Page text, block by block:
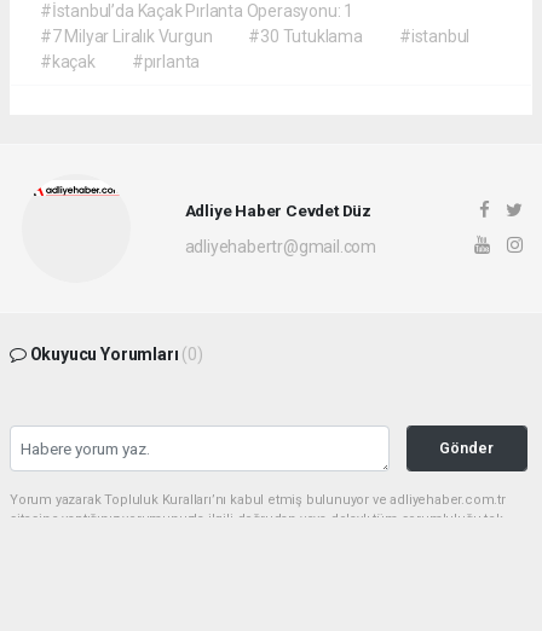
#İstanbul’da Kaçak Pırlanta Operasyonu: 1
#7 Milyar Liralık Vurgun
#30 Tutuklama
#istanbul
#kaçak
#pırlanta
Adliye Haber Cevdet Düz
adliyehabertr@gmail.com
Okuyucu Yorumları (0)
Gönder
Yorum yazarak Topluluk Kuralları’nı kabul etmiş bulunuyor ve adliyehaber.com.tr
sitesine yaptığınız yorumunuzla ilgili doğrudan veya dolaylı tüm sorumluluğu tek